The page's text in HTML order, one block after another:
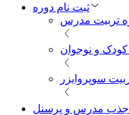
ثبت نام دوره
جذب مدرس و پرسنل